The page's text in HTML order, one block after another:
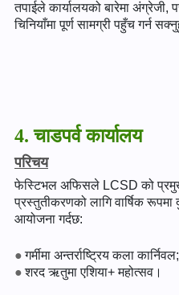
तपाईले कार्यालयको बारेमा अंग्रेजी,
चिनियाँमा पूर्ण सामग्री पहुँच गर्न
4. चाडपर्व कार्यालय
परिचय
फेस्टिभल अफिसले LCSD को प्रमुख
प्रस्तुतीकरणको लागि वार्षिक
आयोजना गर्दछ:
गर्मीमा अन्तर्राष्ट्रिय कला
शरद ऋतुमा एशिया+ महोत्सव।